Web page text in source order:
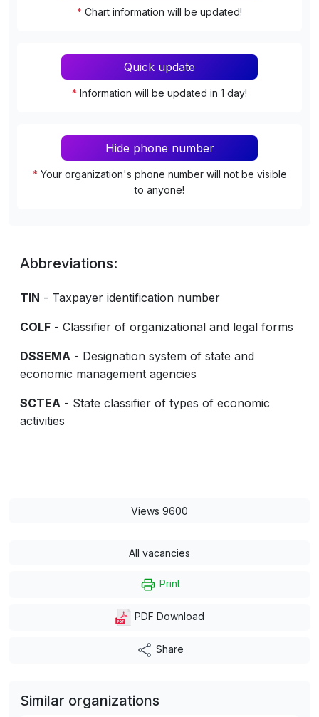
* Chart information will be updated!
Quick update
* Information will be updated in 1 day!
Hide phone number
* Your organization's phone number will not be visible
to anyone!
Abbreviations:
TIN - Taxpayer identification number
COLF - Classifier of organizational and legal forms
DSSEMA - Designation system of state and
economic management agencies
SCTEA - State classifier of types of economic
activities
Views 9600
All vacancies
Print
PDF Download
Share
Similar organizations